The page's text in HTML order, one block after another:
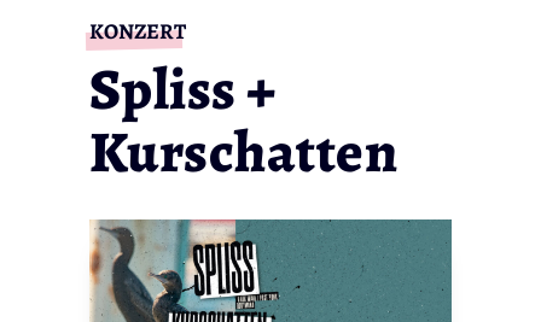
KONZERT
Spliss +
Kurschatten